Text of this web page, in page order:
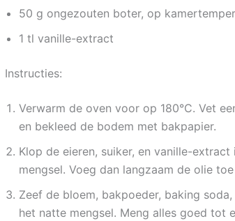
50 g ongezouten boter, op
1 tl vanille-extract
Instructies:
Verwarm de oven voor op 180°C. Vet
en bekleed de bodem met bakpapier.
Klop de eieren, suiker, en vanille-
mengsel. Voeg dan langzaam de olie
Zeef de bloem, bakpoeder, baking
het natte mengsel. Meng alles goed tot